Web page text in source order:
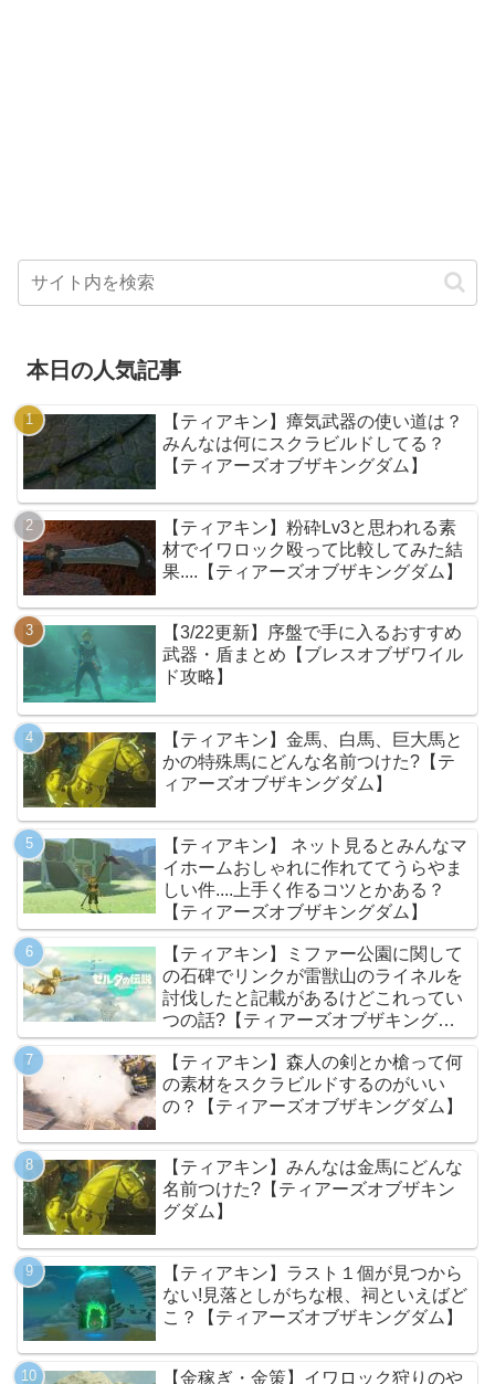
本日の人気記事
【ティアキン】瘴気武器の使い道は？
みんなは何にスクラビルドしてる？
【ティアーズオブザキングダム】
【ティアキン】粉砕Lv3と思われる素
材でイワロック殴って比較してみた結
果....【ティアーズオブザキングダム】
【3/22更新】序盤で手に入るおすすめ
武器・盾まとめ【ブレスオブザワイル
ド攻略】
【ティアキン】金馬、白馬、巨大馬と
かの特殊馬にどんな名前つけた?【テ
ィアーズオブザキングダム】
【ティアキン】 ネット見るとみんなマ
イホームおしゃれに作れててうらやま
しい件....上手く作るコツとかある？
【ティアーズオブザキングダム】
【ティアキン】ミファー公園に関して
の石碑でリンクが雷獣山のライネルを
討伐したと記載があるけどこれってい
つの話?【ティアーズオブザキングダ
ム】
【ティアキン】森人の剣とか槍って何
の素材をスクラビルドするのがいい
の？【ティアーズオブザキングダム】
【ティアキン】みんなは金馬にどんな
名前つけた?【ティアーズオブザキン
グダム】
【ティアキン】ラスト１個が見つから
ない!見落としがちな根、祠といえばど
こ？【ティアーズオブザキングダム】
【金稼ぎ・金策】イワロック狩りのや